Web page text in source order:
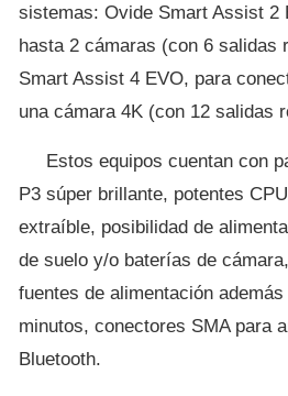
sistemas: Ovide Smart Assist 2
hasta 2 cámaras (con 6 salidas
Smart Assist 4 EVO, para
una cámara 4K (con 12 salidas
Estos equipos cuentan con
P3 súper brillante, potentes
extraíble, posibilidad de
de suelo y/o baterías de
fuentes de alimentación
minutos, conectores SMA para
Bluetooth.